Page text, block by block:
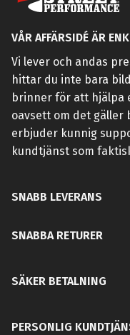
VÅR AFFÄRSIDÉ ÄR
Vi lever och andas
hittar du inte bara
brinner för att hjälpa
oavsett om det gäller
erbjuder kunnig
kundtjänst som
SNABB LEVERANS
SNABBA RETURER
SÄKER BETALNING
PERSONLIG